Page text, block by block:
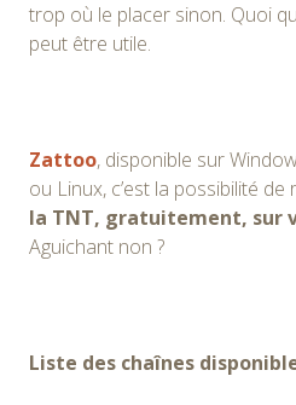
trop où le placer sinon. Quoi
peut être utile.
Zattoo, disponible sur
ou Linux, c’est la possibilité de
la TNT, gratuitement, sur
Aguichant non ?
Liste des chaînes